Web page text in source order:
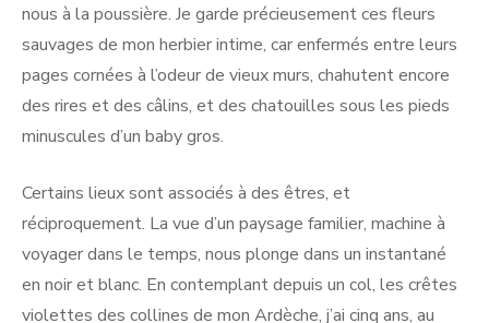
nous à la poussière. Je garde précieusement ces fleurs
sauvages de mon herbier intime, car enfermés entre leurs
pages cornées à l’odeur de vieux murs, chahutent encore
des rires et des câlins, et des chatouilles sous les pieds
minuscules d’un baby gros.
Certains lieux sont associés à des êtres, et
réciproquement. La vue d’un paysage familier, machine à
voyager dans le temps, nous plonge dans un instantané
en noir et blanc. En contemplant depuis un col, les crêtes
violettes des collines de mon Ardèche, j’ai cinq ans, au